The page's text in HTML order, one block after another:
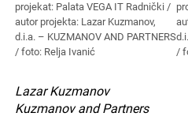
projekat: Palata VEGA IT Radnički /
autor projekta: Lazar Kuzmanov,
d.i.a. – KUZMANOV AND PARTNERS
/ foto: Relja Ivanić
/
Lazar Kuzmanov
Kuzmanov and Partners